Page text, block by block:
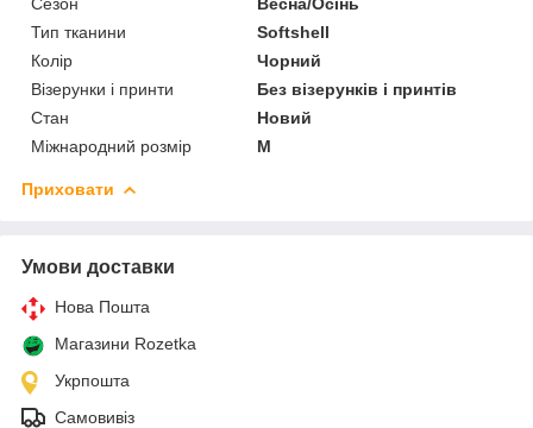
Тип тканини
Softshell
Колір
Чорний
Візерунки і принти
Без візерунків і принтів
Стан
Новий
Міжнародний розмір
M
Приховати
Умови доставки
Нова Пошта
Магазини Rozetka
Укрпошта
Самовивіз